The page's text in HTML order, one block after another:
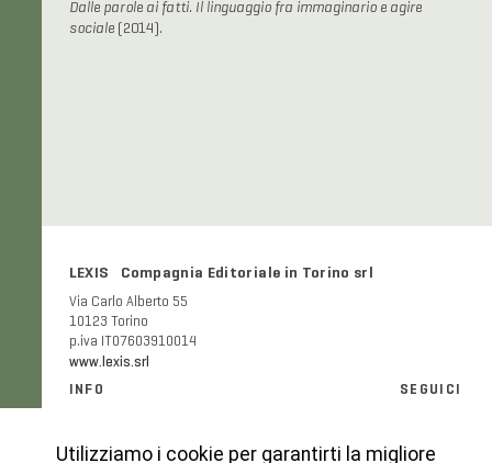
Dalle parole ai fatti. Il linguaggio fra immaginario e agire
sociale(2014).
LEXIS Compagnia Editoriale in Torino srl
Via Carlo Alberto 55
10123 Torino
p.iva IT07603910014
www.lexis.srl
INFO
Modalità e costi di spedizione
SEGUICI
Instagram
Utilizziamo i cookie per garantirti la migliore